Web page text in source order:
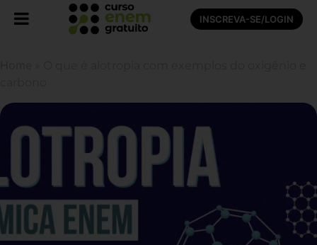
INSCREVA-SE/LOGIN